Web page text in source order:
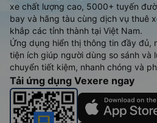
xe chất lượng cao, 5000+ tuyến
bay và hãng tàu cùng dịch vụ thuê
khắp các tỉnh thành tại Việt Nam.
Ứng dụng hiển thị thông tin đầy đủ,
tiện ích giúp người dùng so sánh và
chuyển tiết kiệm, nhanh chóng và
Tải ứng dụng Vexere ngay